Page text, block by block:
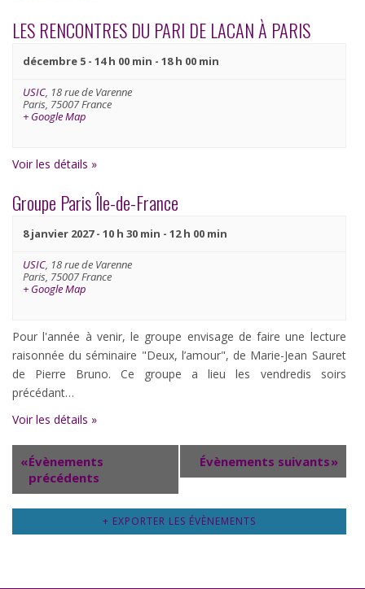
LES RENCONTRES DU PARI DE LACAN À PARIS
décembre 5 - 14 h 00 min - 18 h 00 min
USIC, 18 rue de Varenne
Paris, 75007France
+ Google Map
Voir les détails »
Groupe Paris Île-de-France
8 janvier 2027 - 10 h 30 min - 12 h 00 min
USIC, 18 rue de Varenne
Paris, 75007France
+ Google Map
Pour l'année à venir, le groupe envisage de faire une lecture
raisonnée du séminaire "Deux, l’amour", de Marie-Jean Sauret
de Pierre Bruno. Ce groupe a lieu les vendredis soirs
précédant…
Voir les détails »
«Évènements
précédents
Évènements suivants»
+ EXPORTER LES ÉVÈNEMENTS